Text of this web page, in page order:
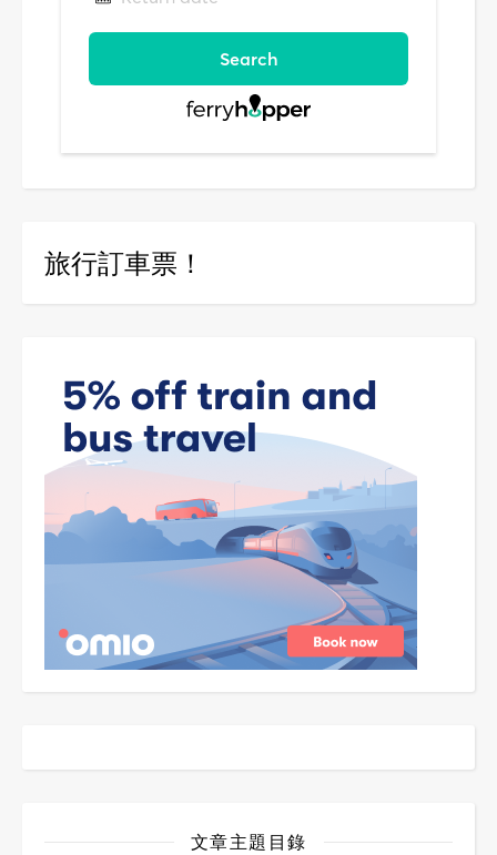
旅行訂車票！
文章主題目錄